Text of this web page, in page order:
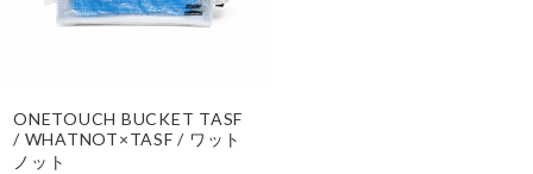
ONETOUCH BUCKET TASF
/ WHATNOT×TASF / ワット
ノット